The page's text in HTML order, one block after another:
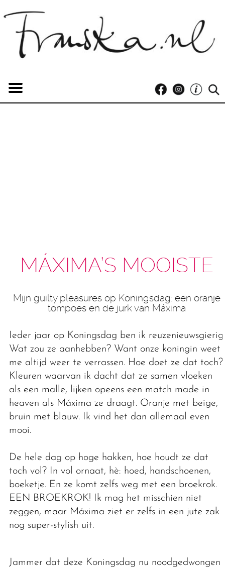
MÁXIMA’S MOOISTE
Mijn guilty pleasures op Koningsdag: een oranje
tompoes en de jurk van Máxima
Ieder jaar op Koningsdag ben ik reuzenieuwsgierig.
Wat zou ze aanhebben? Want onze koningin weet
me altijd weer te verrassen. Hoe doet ze dat toch?
Kleuren waarvan ik dacht dat ze samen vloeken
als een malle, lijken opeens een match made in
heaven als Máxima ze draagt. Oranje met beige,
bruin met blauw. Ik vind het dan allemaal even
mooi.
De hele dag op hoge hakken, hoe houdt ze dat
toch vol? In vol ornaat, hè: hoed, handschoenen,
boeketje. En ze komt zelfs weg met een broekrok.
EEN BROEKROK! Ik mag het misschien niet
zeggen, maar Máxima ziet er zelfs in een jute zak
nog super-stylish uit.
Jammer dat deze Koningsdag nu noodgedwongen